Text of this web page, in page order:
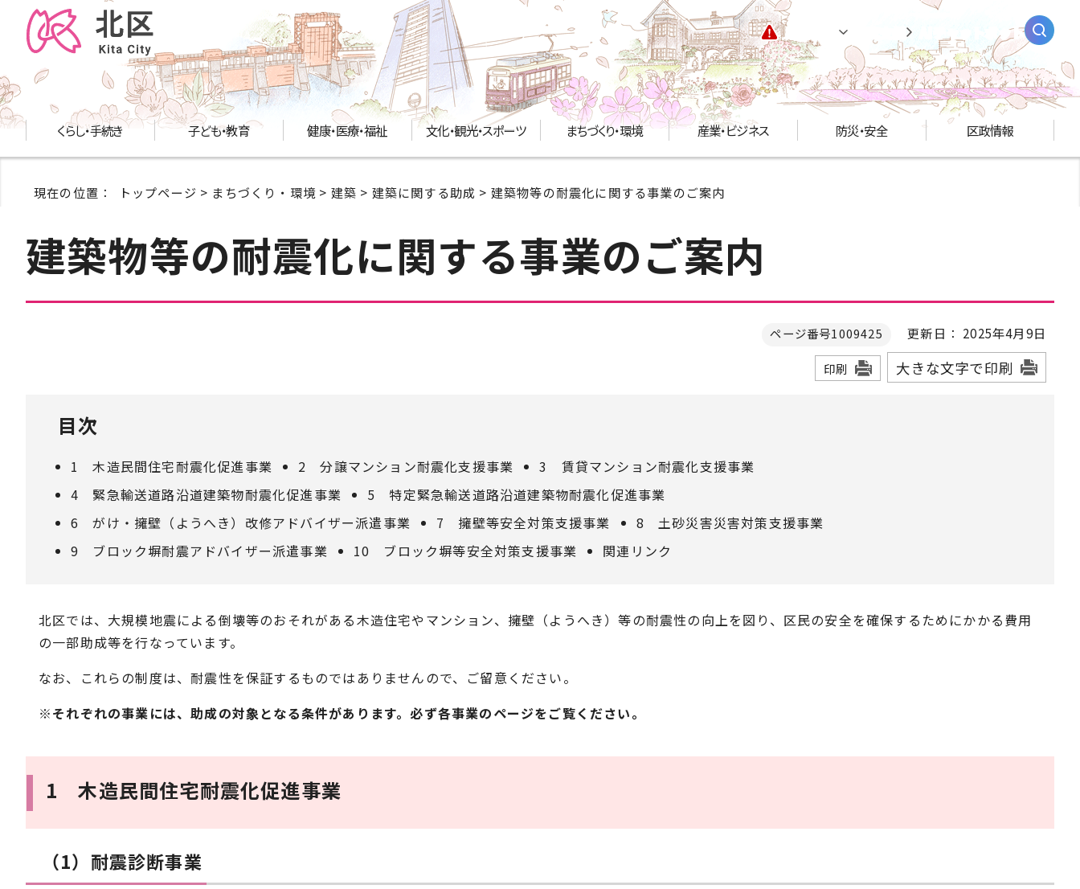
緊急情報 AIチャットボット
くらし・手続き 子ども・教育 健康・医療・福祉 文化・観光・スポーツ まちづくり・環境 産業・ビジネス 防災・安全 区政情報
現在の位置： トップページ > まちづくり・環境 > 建築 > 建築に関する助成 > 建築物等の耐震化に関する事業のご案内
建築物等の耐震化に関する事業のご案内
ページ番号1009425 更新日： 2025年4月9日
印刷 大きな文字で印刷
目次
1 木造民間住宅耐震化促進事業 2 分譲マンション耐震化支援事業
3 賃貸マンション耐震化支援事業
4 緊急輸送道路沿道建築物耐震化促進事業
5 特定緊急輸送道路沿道建築物耐震化促進事業
6 がけ・擁壁（ようへき）改修アドバイザー派遣事業
7 擁壁等安全対策支援事業
8 土砂災害災害対策支援事業
9 ブロック塀耐震アドバイザー派遣事業
10 ブロック塀等安全対策支援事業 関連リンク
北区では、大規模地震による倒壊等のおそれがある木造住宅やマンション、擁壁（ようへき）等の耐震性の向上を図り、区民の安全を確保するためにかかる費用
の一部助成等を行なっています。
なお、これらの制度は、耐震性を保証するものではありませんので、ご留意ください。
※それぞれの事業には、助成の対象となる条件があります。必ず各事業のページをご覧ください。
1 木造民間住宅耐震化促進事業
（1）耐震診断事業